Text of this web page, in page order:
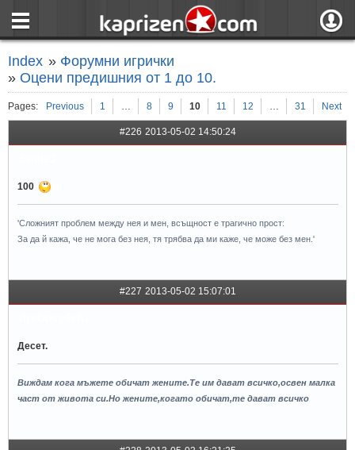
Вход чрез
Index » Форумни игрички
» Оцени предишния от 1 до 10.
Pages: Previous 1 … 8 9 10 11 12 … 31 Next
#226 2013-05-02 14:50:24
100
'Сложният проблем между нея и мен, всъщност е трагично прост:
За да й кажа, че не мога без нея, тя трябва да ми каже, че може без мен.'
#227 2013-05-02 15:07:01
Десет.
Виждам кога мъжете обичат жените.Те им дават всичко,освен малка
чaст от живота си.Но жените,когато обичат,те дават всичко